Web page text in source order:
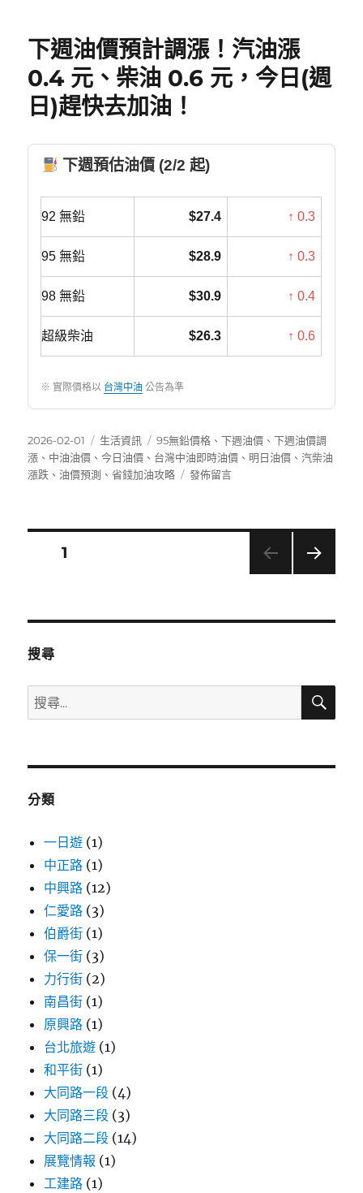
下週油價預計調漲！汽油漲
0.4 元、柴油 0.6 元，今日(週
日)趕快去加油！
下週預估油價 (2/2 起)
92 無鉛 $27.4 ↑ 0.3
95 無鉛 $28.9 ↑ 0.3
98 無鉛 $30.9 ↑ 0.4
超級柴油 $26.3 ↑ 0.6
※ 實際價格以 台灣中油 公告為準
發
佈
日
2026-02-01
分
類
生活資訊
標
籤
95無鉛價格 、下週油價 、下週油價調
漲 、 中油油價 、今日油價 、 台灣中油即時油價 、 明日油價 、 汽柴油
漲跌 、油價預測 、省錢加油攻略
在
汽
元，
發佈留言
分
頁次1
搜尋
搜
尋
鍵
搜
分類
一日遊 (1)
中正路 (1)
中興路 (12)
仁愛路 (3)
伯爵街 (1)
保一街 (3)
力行街 (2)
南昌街 (1)
原興路 (1)
台北旅遊 (1)
和平街 (1)
大同路一段 (4)
大同路三段 (3)
大同路二段 (14)
展覽情報 (1)
工建路 (1)